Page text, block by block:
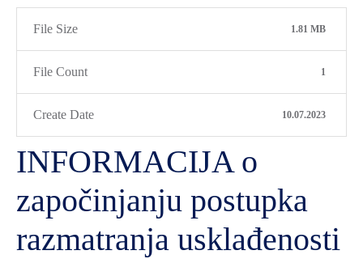
File Size 1.81 MB
File Count 1
Create Date 10.07.2023
INFORMACIJA o
započinjanju postupka
razmatranja usklađenosti